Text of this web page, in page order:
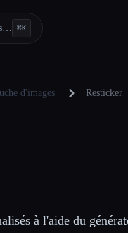
⌘K
d'images Resticker
à l'aide du